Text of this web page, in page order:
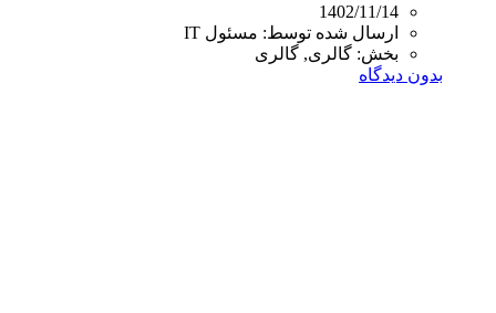
1402/11/14
ارسال شده توسط: مسئول IT
بخش: گالری, گالری
بدون دیدگاه